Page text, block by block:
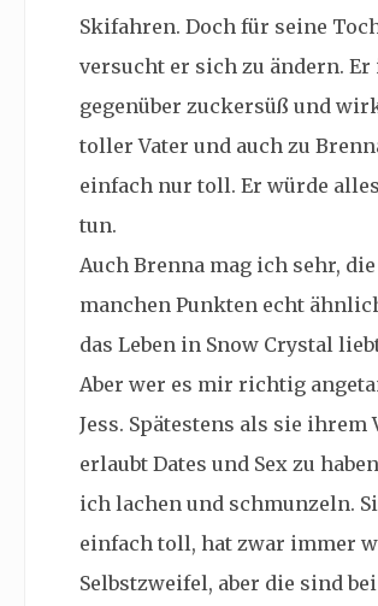
Skifahren. Doch für seine
versucht er sich zu ändern.
gegenüber zuckersüß und
toller Vater und auch zu
einfach nur toll. Er würde
tun.
Auch Brenna mag ich sehr,
manchen Punkten echt
das Leben in Snow Crystal
Aber wer es mir richtig
Jess. Spätestens als sie ihrem
erlaubt Dates und Sex zu
ich lachen und schmunzeln.
einfach toll, hat zwar immer
Selbstzweifel, aber die sind